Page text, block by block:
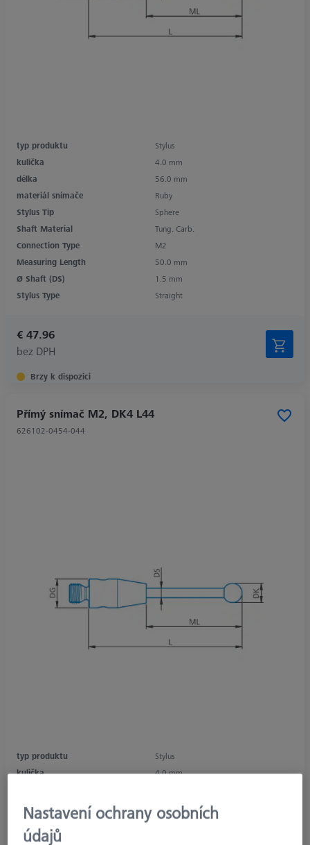
typ produktu
Stylus
kulička
4.0 mm
délka
56.0 mm
materiál snímače
Ruby
Stylus Tip
Sphere
Shaft Material
Tung. Carb.
Connection Type
M2
Measuring Length
50.0 mm
Ø Shaft (DS)
1.5 mm
Stylus Type
Straight
€ 47.96
bez DPH
Brzy k dispozici
Přímý snímač M2, DK4 L44
626102-0454-044
typ produktu
Stylus
kulička
4.0 mm
materiál snímače
Stylus Tip
Sphere
Shaft Material
Nastavení ochrany osobních
údajů